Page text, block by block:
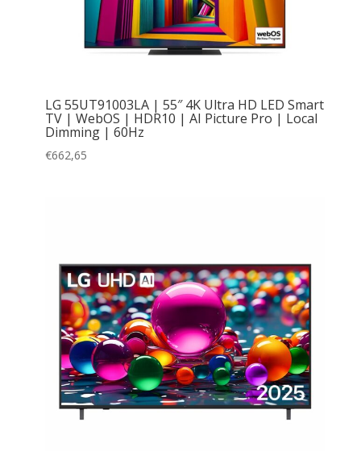
LG 55UT91003LA | 55″ 4K Ultra HD LED Smart
TV | WebOS | HDR10 | AI Picture Pro | Local
Dimming | 60Hz
€662,65